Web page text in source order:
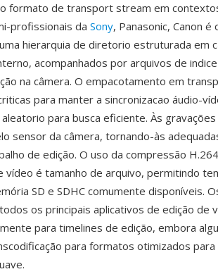
formato de transport stream em
profissionais da Sony, Panasonic, Canon
hierarquia de diretorio estruturada em
acompanhados por arquivos de
na câmera. O empacotamento em
para manter a sincronizacao áudio-
para busca eficiente. Às
sensor da câmera, tornando-às
de edição. O uso da compressão
vídeo é tamanho de arquivo, permitindo
SD e SDHC comumente disponíveis.
os principais aplicativos de edição de
para timelines de edição, embora
para formatos otimizados